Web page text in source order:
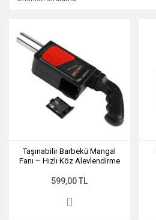
Taşınabilir Barbekü Mangal
Fanı – Hızlı Köz Alevlendirme
599,00 TL